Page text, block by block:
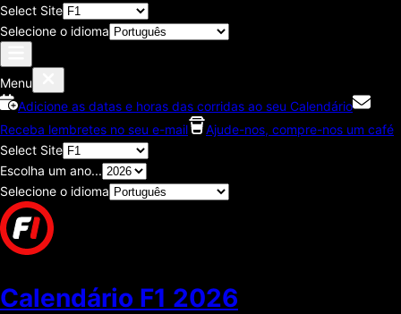
Select Site
Selecione o idioma
Menu
Adicione as datas e horas das corridas ao seu Calendário
Receba lembretes no seu e-mail
Ajude-nos, compre-nos um café
Select Site
Escolha um ano...
Selecione o idioma
Calendário F1 2026